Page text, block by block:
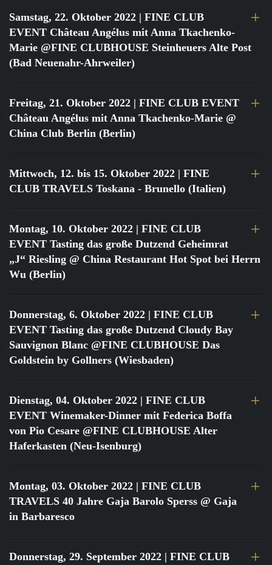
Samstag, 22. Oktober 2022 | FINE CLUB
EVENT Château Angélus mit Anna Tkachenko-
Marie @FINE CLUBHOUSE Steinheuers Alte Post
(Bad Neuenahr-Ahrweiler)
Freitag, 21. Oktober 2022 | FINE CLUB EVENT
Château Angélus mit Anna Tkachenko-Marie @
China Club Berlin (Berlin)
Mittwoch, 12. bis 15. Oktober 2022 | FINE
CLUB TRAVELS Toskana - Brunello (Italien)
Montag, 10. Oktober 2022 | FINE CLUB
EVENT Tasting das große Dutzend Geheimrat
„J“ Riesling @ China Restaurant Hot Spot bei Herrn
Wu (Berlin)
Donnerstag, 6. Oktober 2022 | FINE CLUB
EVENT Tasting das große Dutzend Cloudy Bay
Sauvignon Blanc @FINE CLUBHOUSE Das
Goldstein by Gollners (Wiesbaden)
Dienstag, 04. Oktober 2022 | FINE CLUB
EVENT Winemaker-Dinner mit Federica Boffa
von Pio Cesare @FINE CLUBHOUSE Alter
Haferkasten (Neu-Isenburg)
Montag, 03. Oktober 2022 | FINE CLUB
TRAVELS 40 Jahre Gaja Barolo Sperss @ Gaja
in Barbaresco
Donnerstag, 29. September 2022 | FINE CLUB